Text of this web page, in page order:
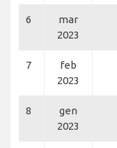
6
mar
2023
7
feb
2023
8
gen
2023